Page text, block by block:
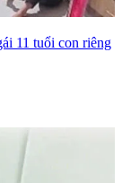
11 tuổi con riêng